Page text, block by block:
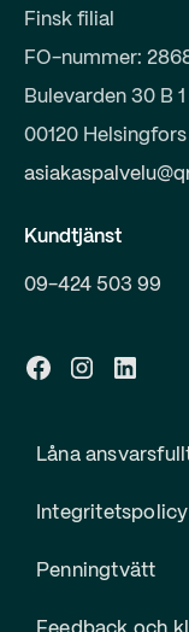
Finsk filial
FO-nummer:
Bulevarden 30 B 1
00120 Helsingfors
Kundtjänst
09-424 503 99
Låna
Integritetspolicy
Penningtvätt